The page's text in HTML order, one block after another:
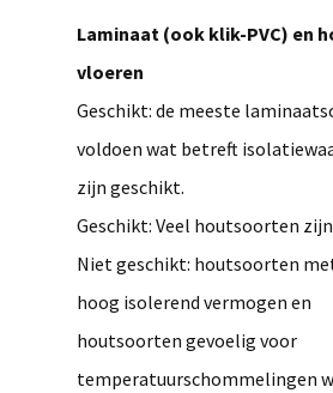
Laminaat (ook klik-PVC) en
vloeren
Geschikt: de meeste
voldoen wat betreft
zijn geschikt.
Geschikt: Veel houtsoorten
Niet geschikt: houtsoorten
hoog isolerend vermogen en
houtsoorten gevoelig voor
temperatuurschommelingen